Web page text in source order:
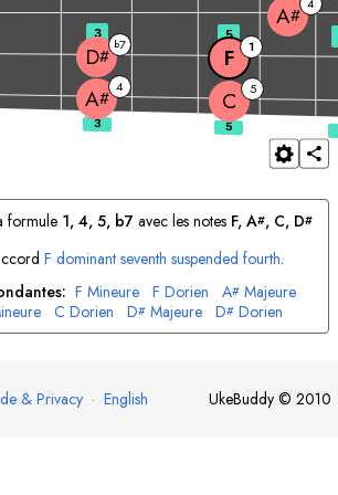
A# 4 C 5
D#
b7 F 1
A#
3 5
formule 1, 4, 5, b7avec les notes F, A#, C, D#
F dominant seventh suspended fourth.
F Mineure F Dorien A# Majeure
C Dorien D# Majeure D# Dorien
& Privacy · English UkeBuddy © 2010